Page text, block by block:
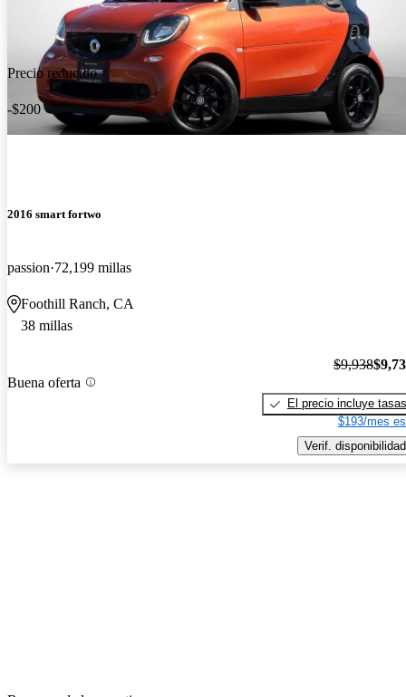
Precio reducido
-$200
2016 smart fortwo
passion 72,199 millas
Foothill Ranch, CA
38 millas
Buena oferta
$9,938
El precio incluye tasas
$193/mes
Verif. disponibilidad